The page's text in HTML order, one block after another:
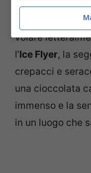
battute,
volare
l’Ice Flyer, la
crepacci e
una cioccolata
immenso e la
in un luogo che